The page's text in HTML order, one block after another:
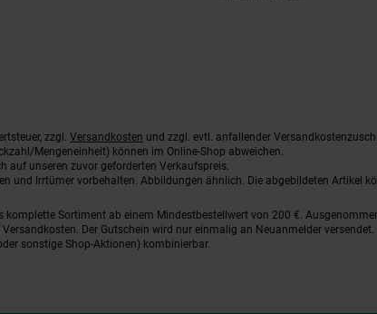
zzgl. Versandkosten und zzgl. evtl. anfallender
Mengeneinheit) können im Online-Shop abweichen.
auf unseren zuvor geforderten Verkaufspreis.
und Irrtümer vorbehalten. Abbildungen ähnlich. Die abgebildeten Artikel
Sortiment ab einem Mindestbestellwert von 200 €.
Der Gutschein wird nur einmalig an Neuanmelder
sonstige Shop-Aktionen) kombinierbar.